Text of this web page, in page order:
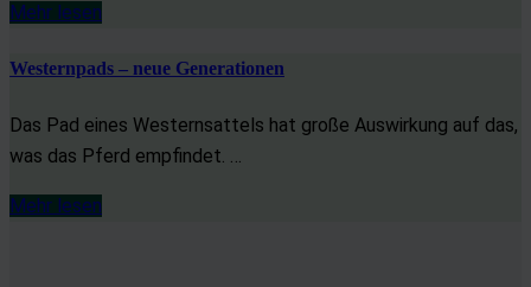
Mehr lesen
Westernpads – neue Generationen
Das Pad eines Westernsattels hat große Auswirkung auf das,
was das Pferd empfindet. …
Mehr lesen